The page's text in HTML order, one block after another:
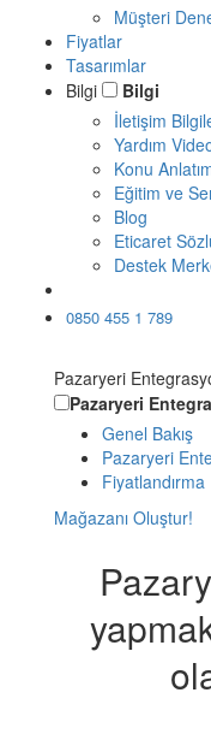
Müşteri
Fiyatlar
Tasarımlar
Bilgi
Bilgi
İletişim
Yardım
Konu
Eğitim ve
Blog
Eticaret
Destek
0850 455 1 789
Pazaryeri
Pazaryeri
Genel Bakış
Pazaryeri
Fiyatlandırma
Mağazanı Oluştur!